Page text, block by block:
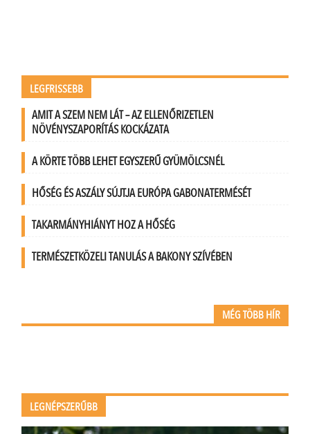
LEGFRISSEBB
AMIT A SZEM NEM LÁT – AZ ELLENŐRIZETLEN
NÖVÉNYSZAPORÍTÁS KOCKÁZATA
A KÖRTE TÖBB LEHET EGYSZERŰ GYÜMÖLCSNÉL
HŐSÉG ÉS ASZÁLY SÚJTJA EURÓPA GABONATERMÉSÉT
TAKARMÁNYHIÁNYT HOZ A HŐSÉG
TERMÉSZETKÖZELI TANULÁS A BAKONY SZÍVÉBEN
MÉG TÖBB HÍR
LEGNÉPSZERŰBB